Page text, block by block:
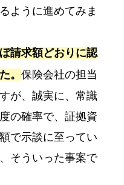
ように進めてみま
請求額どおりに認
。保険会社の担当
が、誠実に、常識
の確率で、証拠資
で示談に至ってい
そういった事案で